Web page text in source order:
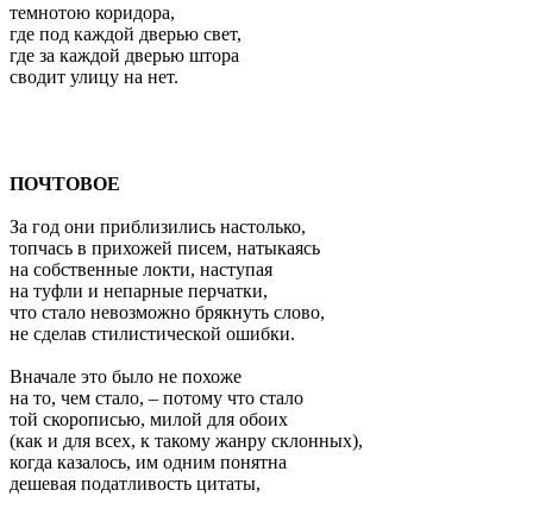
темнотою коридора,
где под каждой дверью свет,
где за каждой дверью штора
сводит улицу на нет.
ПОЧТОВОЕ
За год они приблизились настолько,
топчась в прихожей писем, натыкаясь
на собственные локти, наступая
на туфли и непарные перчатки,
что стало невозможно брякнуть слово,
не сделав стилистической ошибки.
Вначале это было не похоже
на то, чем стало, – потому что стало
той скорописью, милой для обоих
(как и для всех, к такому жанру склонных),
когда казалось, им одним понятна
дешевая податливость цитаты,